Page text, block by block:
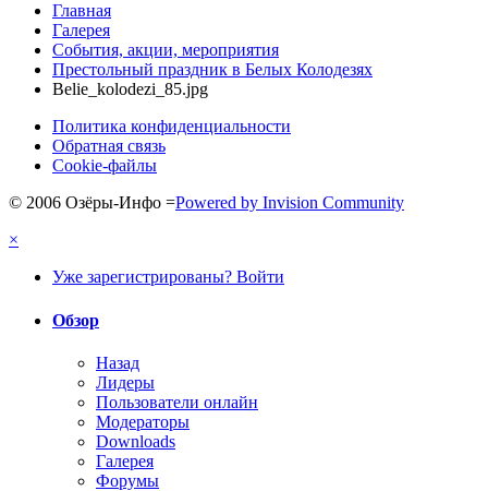
Главная
Галерея
События, акции, мероприятия
Престольный праздник в Белых Колодезях
Belie_kolodezi_85.jpg
Политика конфиденциальности
Обратная связь
Cookie-файлы
© 2006 Озёры-Инфо =Powered by Invision Community
×
Уже зарегистрированы? Войти
Обзор
Назад
Лидеры
Пользователи онлайн
Модераторы
Downloads
Галерея
Форумы